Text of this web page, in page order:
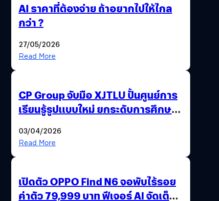
AI ราคาที่ต้องจ่าย ถ้าอยากไปให้ไกล
กว่า ?
27/05/2026
Read More
CP Group จับมือ XJTLU ปั้นศูนย์การ
เรียนรู้รูปแบบใหม่ ยกระดับการศึกษา
03/04/2026
Read More
เปิดตัว OPPO Find N6 จอพับไร้รอย
ค่าตัว 79,999 บาท ฟีเจอร์ AI จัดเต็ม